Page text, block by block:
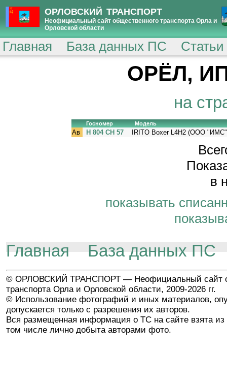
ОРЛОВСКИЙ ТРАНСПОРТ
Неофициальный сайт общественного транспорта Орла и
Орловской области
Главная База данных ПС
ОРЁЛ,
на
Госномер Модель
Ав Н 804 СН 57 IRITO Boxer L4H2 (ООО
в
показывать
Главная База данных ПС
© ОРЛОВСКИЙ ТРАНСПОРТ — Неофициальный сайт
транспорта Орла и Орловской области, 2009-2026 гг.
© Использование фотографий и иных материалов,
допускается только с разрешения их авторов.
Вся размещенная информация о ТС на сайте взята из
том числе лично добыта авторами фото.